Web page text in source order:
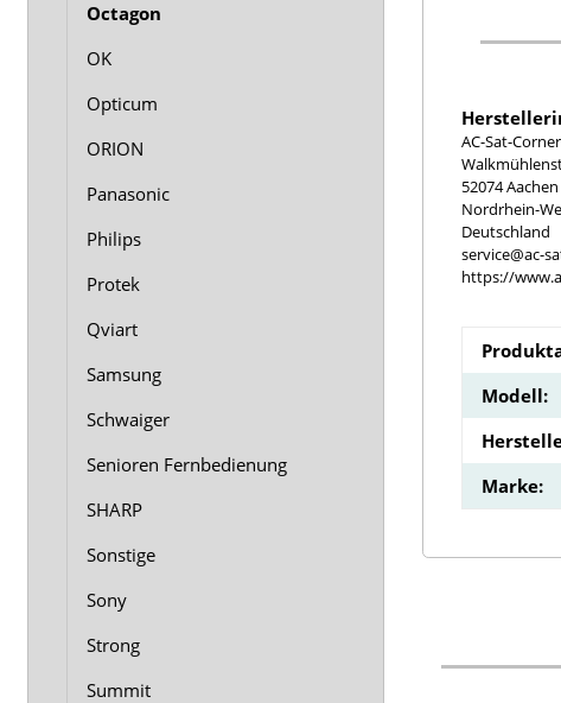
AC-Sat-Corner
52074 Aachen
Nordrhein-
Deutschland
service@ac-
https://
Modell:
Marke:
Octagon
OK
Opticum
ORION
Panasonic
Philips
Protek
Qviart
Samsung
Schwaiger
Senioren Fernbedienung
SHARP
Sonstige
Sony
Strong
Summit